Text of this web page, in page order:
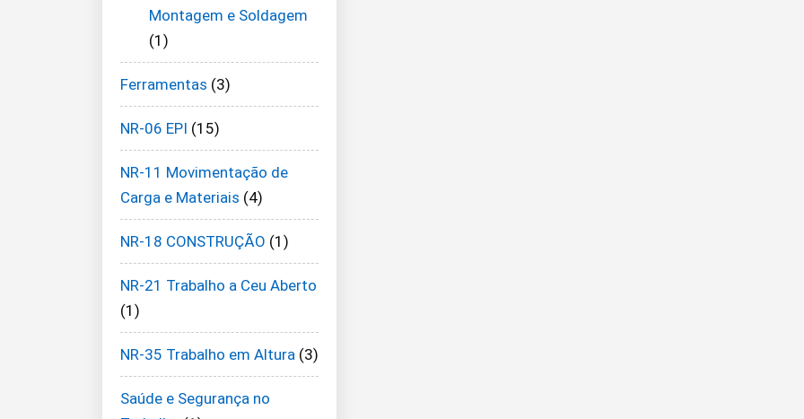
Montagem e Soldagem
(1)
Ferramentas (3)
NR-06 EPI (15)
NR-11 Movimentação de
Carga e Materiais (4)
NR-18 CONSTRUÇÃO (1)
NR-21 Trabalho a Ceu Aberto
(1)
NR-35 Trabalho em Altura (3)
Saúde e Segurança no